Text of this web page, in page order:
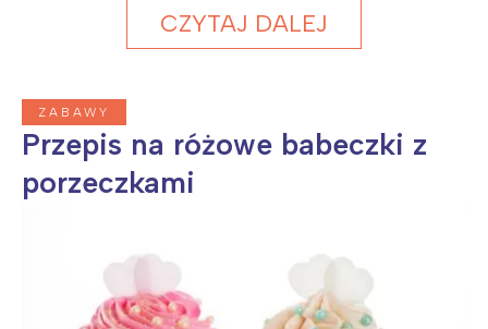
CZYTAJ DALEJ
ZABAWY
Przepis na różowe babeczki z
porzeczkami